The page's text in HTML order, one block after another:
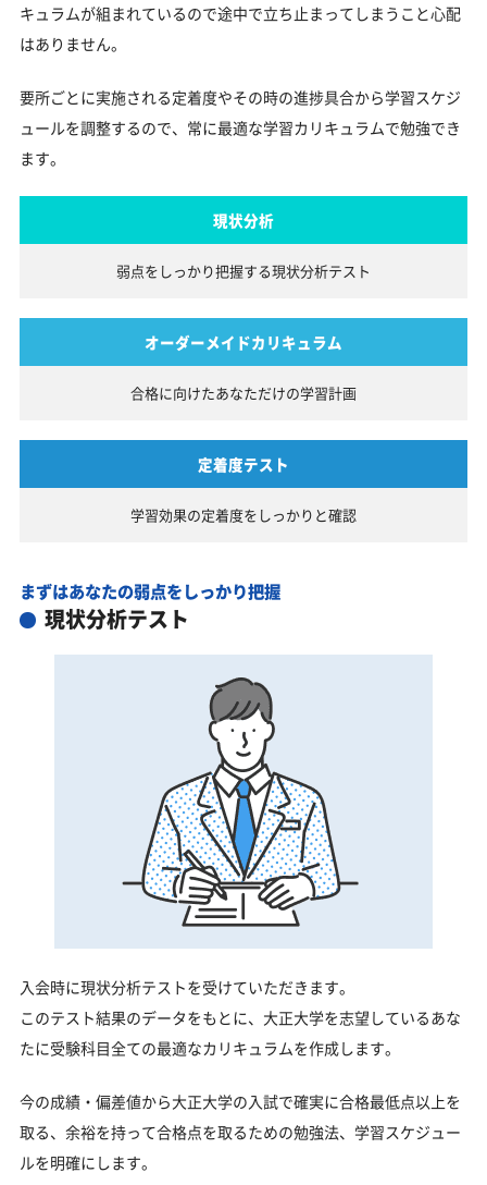
キュラムが組まれているので途中で立ち止まってしまうこと心配
はありません。
要所ごとに実施される定着度やその時の進捗具合から学習スケジ
ュールを調整するので、常に最適な学習カリキュラムで勉強でき
ます。
現状分析
弱点をしっかり把握する現状分析テスト
オーダーメイドカリキュラム
合格に向けたあなただけの学習計画
定着度テスト
学習効果の定着度を しっかりと確認
まずはあなたの弱点をしっかり把握
現状分析テスト
入会時に現状分析テストを受けていただきます。
このテスト結果のデータをもとに、大正大学を志望しているあな
たに受験科目全ての最適なカリキュラムを作成します。
今の成績・偏差値から大正大学の入試で確実に合格最低点以上を
取る、余裕を持って合格点を取るための勉強法、学習スケジュー
ルを明確にします。